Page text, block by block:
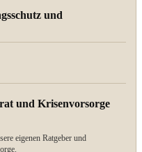
und
und Krisenvorsorge
eigenen Ratgeber und